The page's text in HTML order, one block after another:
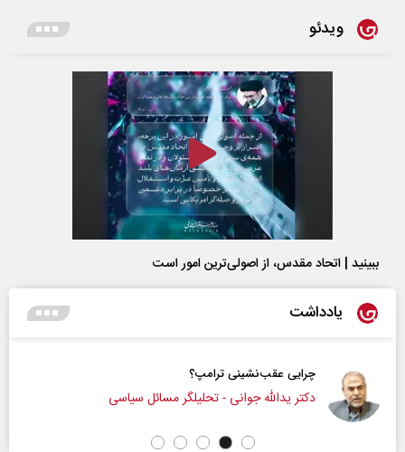
ویدئو
ببینید | اتحاد مقدس، از اصولی‌ترین امور است
یادداشت
چرایی عقب‌نشینی ترامپ؟
دکتر یدالله جوانی - تحلیلگر مسائل سیاسی